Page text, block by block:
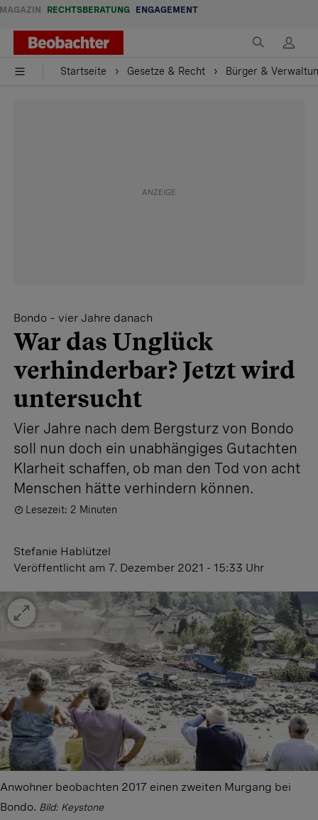
MAGAZIN RECHTSBERATUNG ENGAGEMENT
Startseite Gesetze & Recht Bürger &
Bondo – vier Jahre danach
War das Unglück
verhinderbar? Jetzt wird
untersucht
Vier Jahre nach dem Bergsturz von Bondo
soll nun doch ein unabhängiges Gutachten
Klarheit schaffen, ob man den Tod von acht
Menschen hätte verhindern können.
Lesezeit: 2 Minuten
Stefanie Hablützel
Veröffentlicht am 7. Dezember 2021 - 15:33 Uhr
Anwohner beobachten 2017 einen zweiten Murgang bei
Bondo. Bild: Keystone